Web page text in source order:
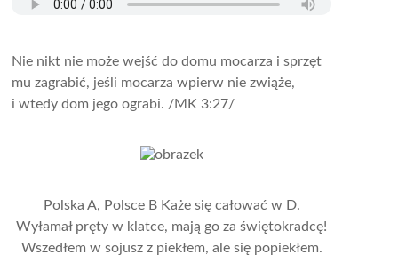
Nie nikt nie może wejść do domu mocarza i sprzęt
mu zagrabić, jeśli mocarza wpierw nie zwiąże,
i wtedy dom jego ograbi. /MK 3:27/
Polska A, Polsce B Każe się całować w D.
Wyłamał pręty w klatce, mają go za świętokradcę!
Wszedłem w sojusz z piekłem, ale się popiekłem.